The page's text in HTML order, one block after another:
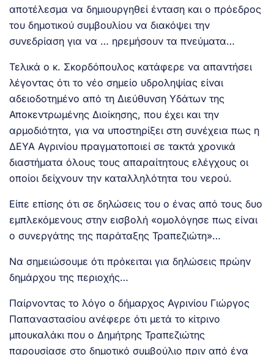
αποτέλεσμα να δημιουργηθεί ένταση και ο πρόεδρος
του δημοτικού συμβουλίου να διακόψει την
συνεδρίαση για να … ηρεμήσουν τα πνεύματα…
Τελικά ο κ. Σκορδόπουλος κατάφερε να απαντήσει
λέγοντας ότι το νέο σημείο υδροληψίας είναι
αδειοδοτημένο από τη Διεύθυνση Υδάτων της
Αποκεντρωμένης Διοίκησης, που έχει και την
αρμοδιότητα, για να υποστηρίξει στη συνέχεια πως η
ΔΕΥΑ Αγρινίου πραγματοποιεί σε τακτά χρονικά
διαστήματα όλους τους απαραίτητους ελέγχους οι
οποίοι δείχνουν την καταλληλότητα του νερού.
Είπε επίσης ότι σε δηλώσεις του ο ένας από τους δυο
εμπλεκόμενους στην εισβολή «ομολόγησε πως είναι
ο συνεργάτης της παράταξης Τραπεζιώτη»…
Να σημειώσουμε ότι πρόκειται για δηλώσεις πρώην
δημάρχου της περιοχής…
Παίρνοντας το λόγο ο δήμαρχος Αγρινίου Γιώργος
Παπαναστασίου ανέφερε ότι μετά το κίτρινο
μπουκαλάκι που ο Δημήτρης Τραπεζιώτης
παρουσίασε στο δημοτικό συμβούλιο πριν από ένα